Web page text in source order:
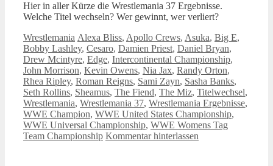
Hier in aller Kürze die Wrestlemania 37 Ergebnisse.
Welche Titel wechseln? Wer gewinnt, wer verliert?
Kategorien
Wrestlemania Schlagwörter
Alexa Bliss, Apollo Crews, Asuka, Big E,
Bobby Lashley, Cesaro, Damien Priest, Daniel Bryan,
Drew Mcintyre, Edge, Intercontinental Championship,
John Morrison, Kevin Owens, Nia Jax, Randy Orton,
Rhea Ripley, Roman Reigns, Sami Zayn, Sasha Banks,
Seth Rollins, Sheamus, The Fiend, The Miz, Titelwechsel,
Wrestlemania, Wrestlemania 37, Wrestlemania Ergebnisse,
WWE Champion, WWE United States Championship,
WWE Universal Championship, WWE Womens Tag
Team Championship Kommentar hinterlassen